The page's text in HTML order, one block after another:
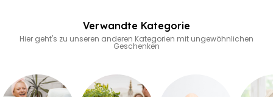
Verwandte Kategorie
Hier geht's zu unseren anderen Kategorien mit ungewöhnlichen
Geschenken